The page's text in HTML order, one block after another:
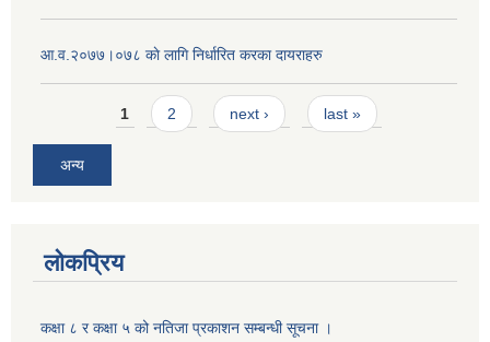
आ‍.व.२०७७।०७८ काे लागि निर्धारित करका दायराहरु
Pages1 2 next › last »
अन्य
लोकप्रिय
कक्षा ८ र कक्षा ५ को नतिजा प्रकाशन सम्बन्धी सूचना ।